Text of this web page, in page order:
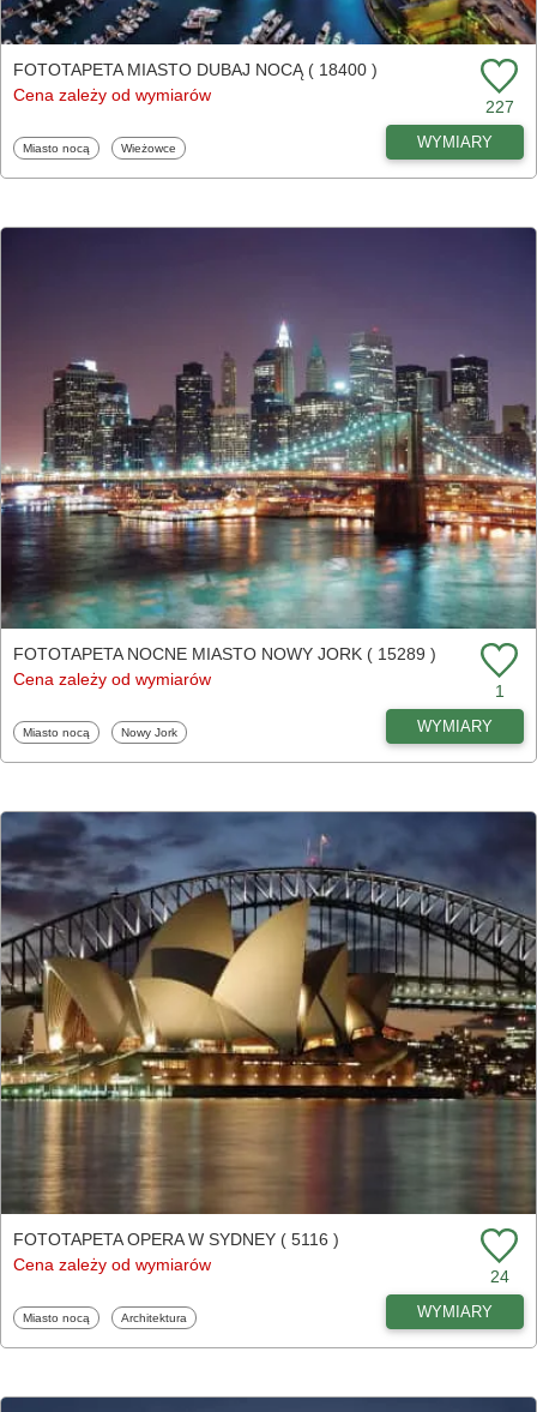
FOTOTAPETA MIASTO DUBAJ NOCĄ ( 18400 )
Cena zależy od wymiarów
227
Fototapety
Miasto nocą Fototapety
Wieżowce WYMIARY
FOTOTAPETA NOCNE MIASTO NOWY JORK ( 15289 )
Cena zależy od wymiarów
1
Fototapety
Miasto nocą Fototapety
Nowy Jork WYMIARY
FOTOTAPETA OPERA W SYDNEY ( 5116 )
Cena zależy od wymiarów
24
Fototapety
Miasto nocą Fototapety
Architektura WYMIARY